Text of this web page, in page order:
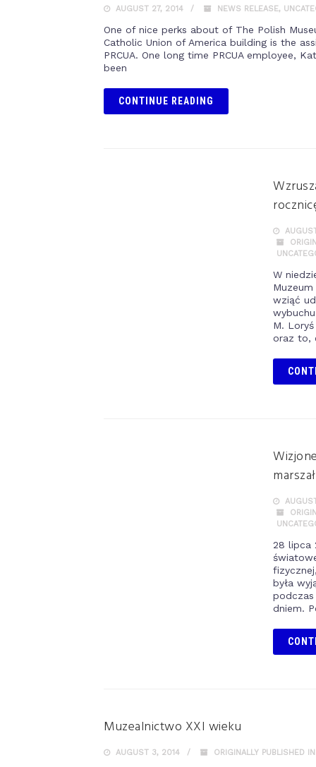
AUGUST 27, 2014 NEWS RELEASE,
One of nice perks about of The Polish
Catholic Union of America building is the
PRCUA. One long time PRCUA employee,
been
CONTINUE READING
W
wziąć
M.
oraz to,
28 lipca
była
podczas
dniem.
Muzealnictwo XXI wieku
AUGUST 3, 2014 ORIGINALLY PUBLISHED